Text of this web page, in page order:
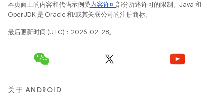
本页面上的内容和代码示例受内容许可部分所述许可的限制。Java 和
OpenJDK 是 Oracle 和/或其关联公司的注册商标。
最后更新时间 (UTC)：2026-02-28。
关于 ANDROID